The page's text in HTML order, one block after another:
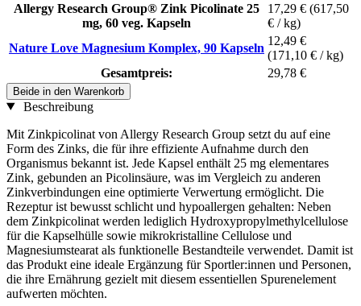
Allergy Research Group® Zink Picolinate 25
mg, 60 veg. Kapseln
17,29 € (617,50
€ / kg)
Nature Love Magnesium Komplex, 90 Kapseln
12,49 €
(171,10 € / kg)
Gesamtpreis:
29,78 €
Beide in den Warenkorb
Beschreibung
Mit Zinkpicolinat von Allergy Research Group setzt du auf eine
Form des Zinks, die für ihre effiziente Aufnahme durch den
Organismus bekannt ist. Jede Kapsel enthält 25 mg elementares
Zink, gebunden an Picolinsäure, was im Vergleich zu anderen
Zinkverbindungen eine optimierte Verwertung ermöglicht. Die
Rezeptur ist bewusst schlicht und hypoallergen gehalten: Neben
dem Zinkpicolinat werden lediglich Hydroxypropylmethylcellulose
für die Kapselhülle sowie mikrokristalline Cellulose und
Magnesiumstearat als funktionelle Bestandteile verwendet. Damit ist
das Produkt eine ideale Ergänzung für Sportler:innen und Personen,
die ihre Ernährung gezielt mit diesem essentiellen Spurenelement
aufwerten möchten.